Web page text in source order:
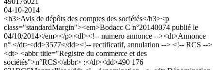
04-10-2014
<h3>Avis de dépôts des comptes des sociétés</h3><p
class="standardMargin"><em>Bodacc C n°20140074 publié le
04/10/2014</em></p><dl><!-- numero annonce --><dt>Annonce
n° </dt><dd>3577</dd><!-- rectificatif, annulation --> <!-- RCS -->
<dt> <abbr title="Registre du commerce et des
sociétés">n°RCS</abbr> :</dt><dd>490 176